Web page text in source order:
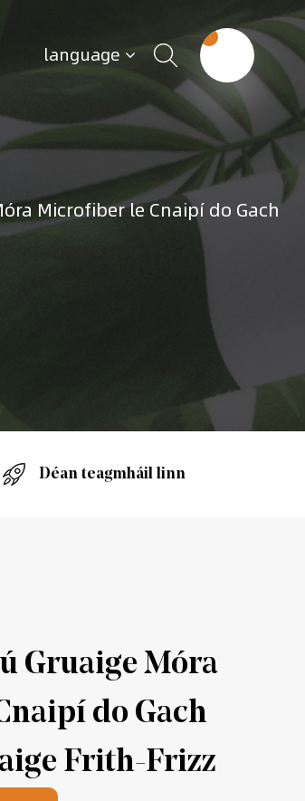
language
Microfiber le Cnaipí do Gach
Déan teagmháil linn
Gruaige Móra
do Gach
Frith-Frizz